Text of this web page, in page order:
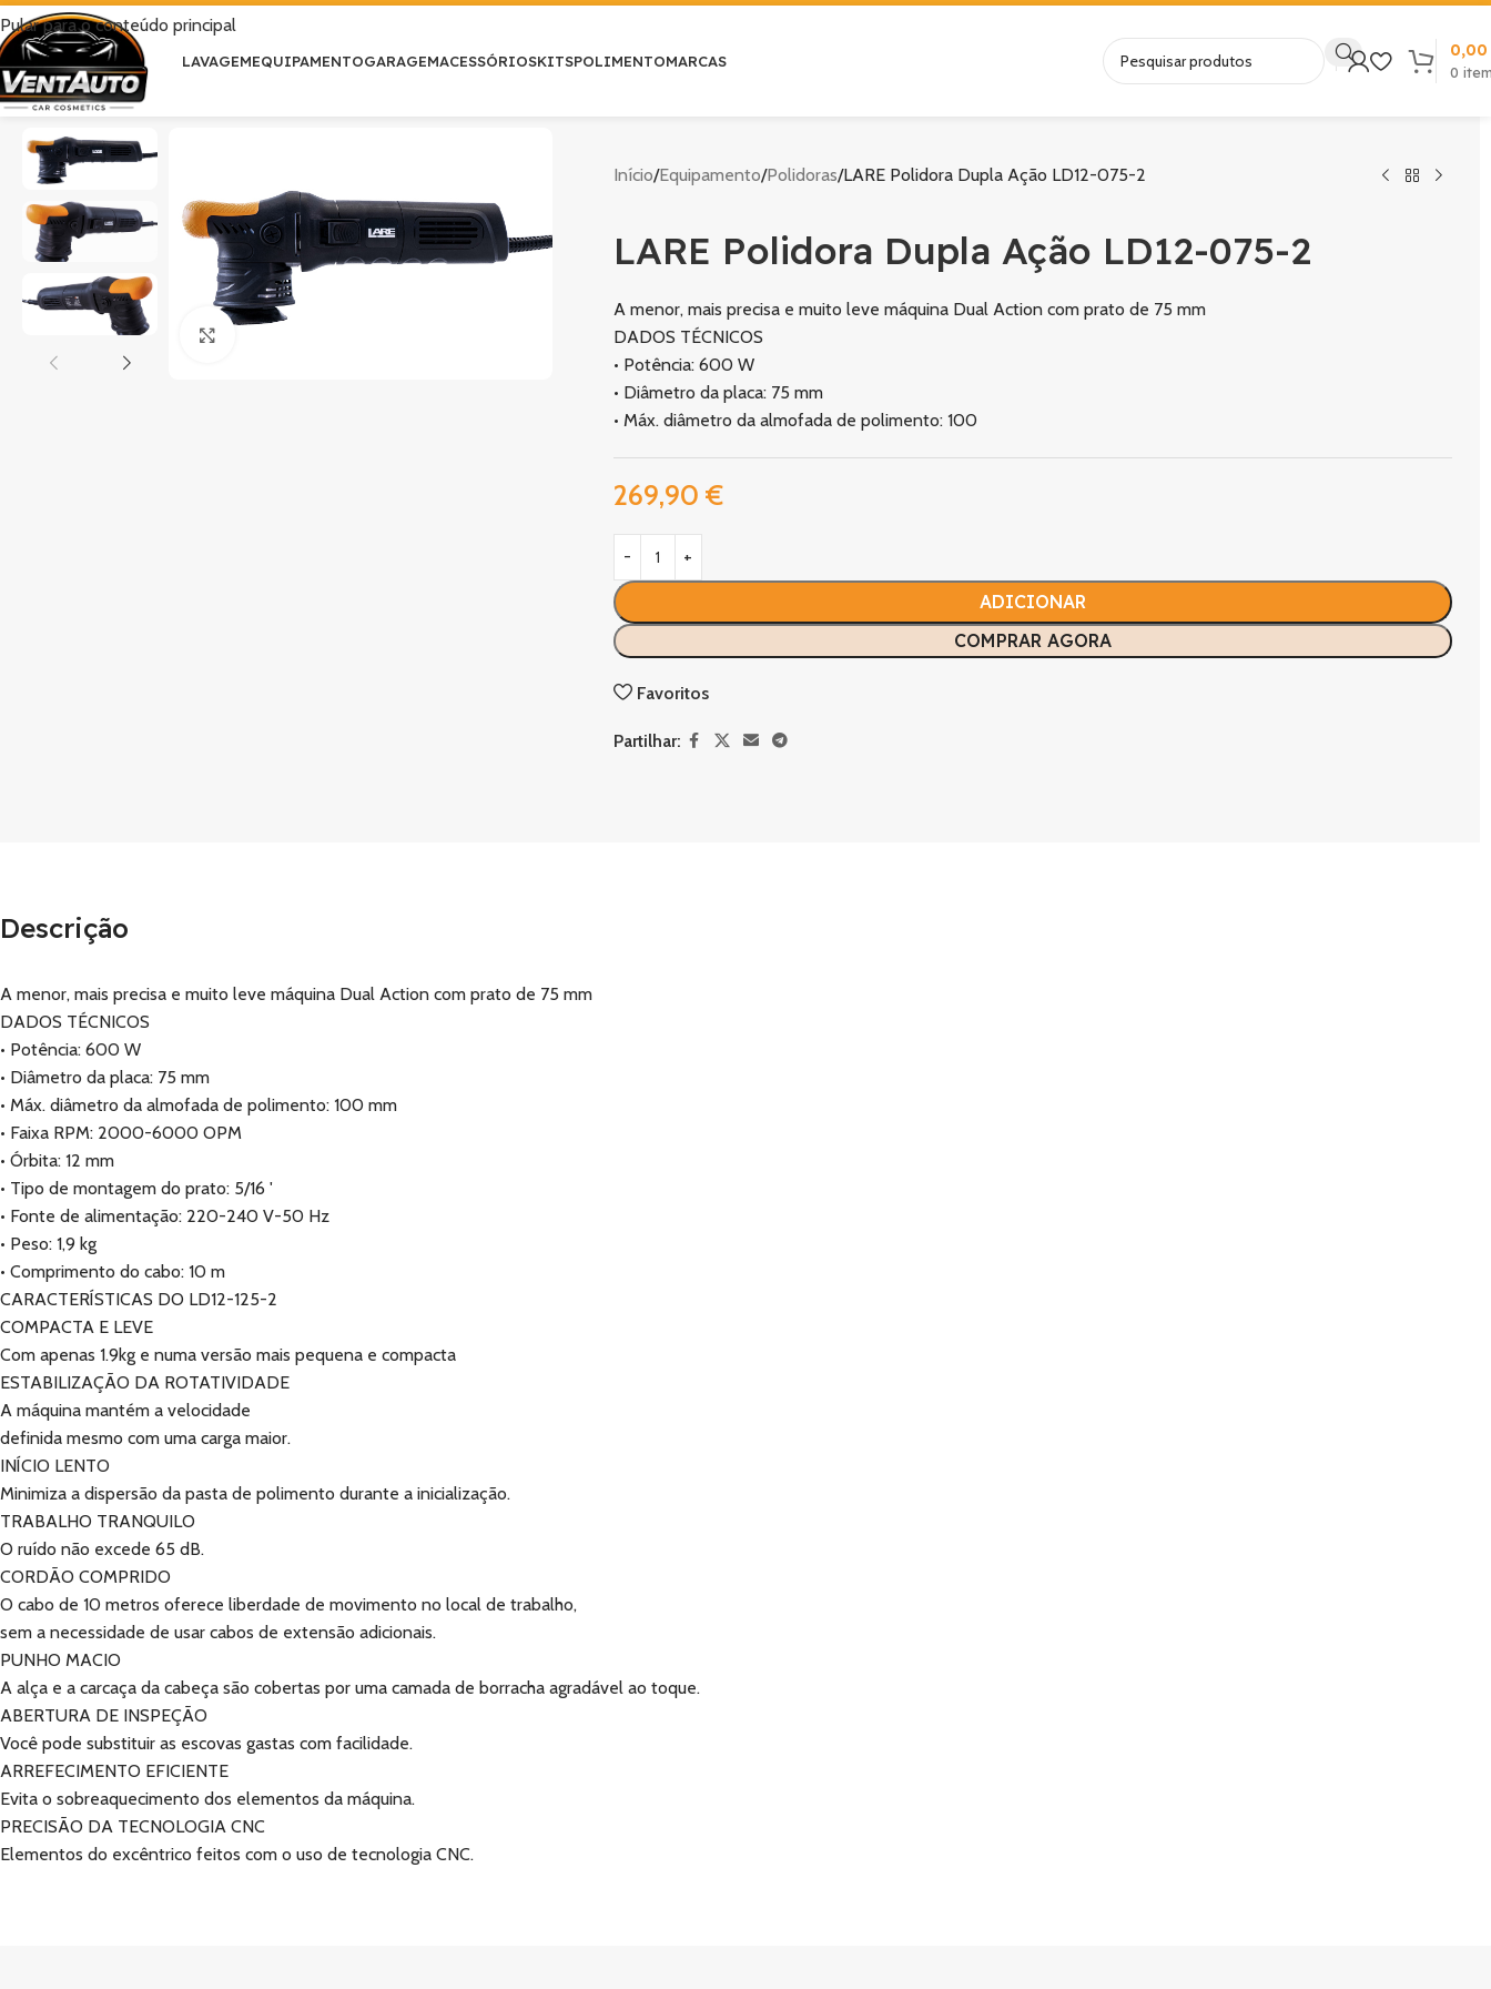
Pular para o conteúdo principal
LAVAGEMEQUIPAMENTOGARAGEMACESSÓRIOSKITSPOLIMENTOMARCAS
0
0,00
Início Equipamento Polidoras LARE Polidora Dupla Ação LD12-075-2
LARE Polidora Dupla Ação LD12-075-2
A menor, mais precisa e muito leve máquina Dual Action com prato de 75 mm
DADOS TÉCNICOS
• Potência: 600 W
• Diâmetro da placa: 75 mm
• Máx. diâmetro da almofada de polimento: 100
269,90 €
ADICIONAR
COMPRAR AGORA
Favoritos
Partilhar:
Descrição
A menor, mais precisa e muito leve máquina Dual Action com prato de 75 mm
DADOS TÉCNICOS
• Potência: 600 W
• Diâmetro da placa: 75 mm
• Máx. diâmetro da almofada de polimento: 100 mm
• Faixa RPM: 2000-6000 OPM
• Órbita: 12 mm
• Tipo de montagem do prato: 5/16 '
• Fonte de alimentação: 220-240 V-50 Hz
• Peso: 1,9 kg
• Comprimento do cabo: 10 m
CARACTERÍSTICAS DO LD12-125-2
COMPACTA E LEVE
Com apenas 1.9kg e numa versão mais pequena e compacta
ESTABILIZAÇÃO DA ROTATIVIDADE
A máquina mantém a velocidade
definida mesmo com uma carga maior.
INÍCIO LENTO
Minimiza a dispersão da pasta de polimento durante a inicialização.
TRABALHO TRANQUILO
O ruído não excede 65 dB.
CORDÃO COMPRIDO
O cabo de 10 metros oferece liberdade de movimento no local de trabalho,
sem a necessidade de usar cabos de extensão adicionais.
PUNHO MACIO
A alça e a carcaça da cabeça são cobertas por uma camada de borracha agradável ao toque.
ABERTURA DE INSPEÇÃO
Você pode substituir as escovas gastas com facilidade.
ARREFECIMENTO EFICIENTE
Evita o sobreaquecimento dos elementos da máquina.
PRECISÃO DA TECNOLOGIA CNC
Elementos do excêntrico feitos com o uso de tecnologia CNC.